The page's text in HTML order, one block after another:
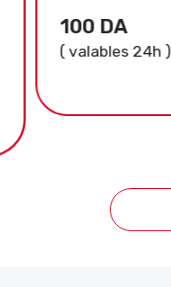
100 DA
( valables 24h )